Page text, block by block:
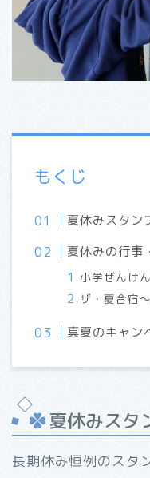
もくじ
夏休みスタン
夏休みの行事
小学ぜんけ
ザ・夏合宿
真夏のキャン
夏休みスタ
長期休み恒例のスタ